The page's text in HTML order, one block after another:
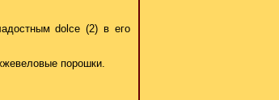
dolce (2) в его
порошки.